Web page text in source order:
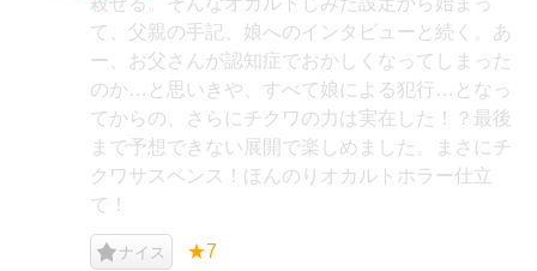
て、父親の手記、娘へのインタビューと続く。あ
ー、お父さんが認知症でおかしくなってしまった
のか…と思いきや、すべて娘による犯行…となっ
てからの、さらにチクワの力は実在した！？最後
まで予想できない展開で楽しめました。まさにチ
クワサスペンス！ほんのりオカルトホラー仕立
て！
ナイス ★7